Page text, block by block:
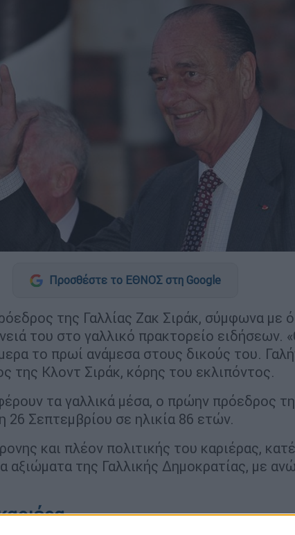
Προσθέστε το ΕΘΝΟΣ στη Google
της Γαλλίας Ζακ Σιράκ, σύμφωνα με
του στο γαλλικό πρακτορείο ειδήσεων.
το πρωί ανάμεσα στους δικούς του.
της Κλοντ Σιράκ, κόρης του εκλιπόντος.
τα γαλλικά μέσα, ο πρώην πρόεδρος
Σεπτεμβρίου σε ηλικία 86 ετών.
και πλέον πολιτικής του καριέρας,
αξιώματα της Γαλλικής Δημοκρατίας, με